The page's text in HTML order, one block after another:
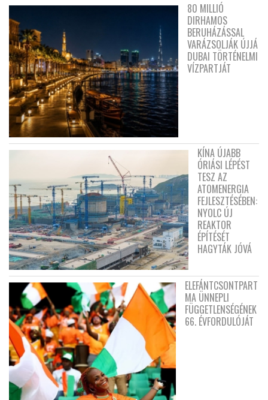
80 MILLIÓ
DIRHAMOS
BERUHÁZÁSSAL
VARÁZSOLJÁK ÚJJÁ
DUBAI TÖRTÉNELMI
VÍZPARTJÁT
KÍNA ÚJABB
ÓRIÁSI LÉPÉST
TESZ AZ
ATOMENERGIA
FEJLESZTÉSÉBEN:
NYOLC ÚJ
REAKTOR
ÉPÍTÉSÉT
HAGYTÁK JÓVÁ
ELEFÁNTCSONTPART
MA ÜNNEPLI
FÜGGETLENSÉGÉNEK
66. ÉVFORDULÓJÁT